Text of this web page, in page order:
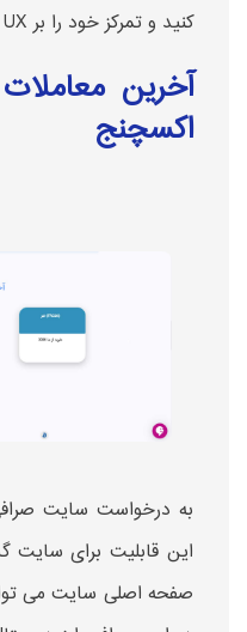
کنید و تمرکز خود را بر UX صفحه سایت خود بگذارید.
آخرین
اکسچنج
به درخواست سایت
این قابلیت برای سایت
صفحه اصلی سایت می